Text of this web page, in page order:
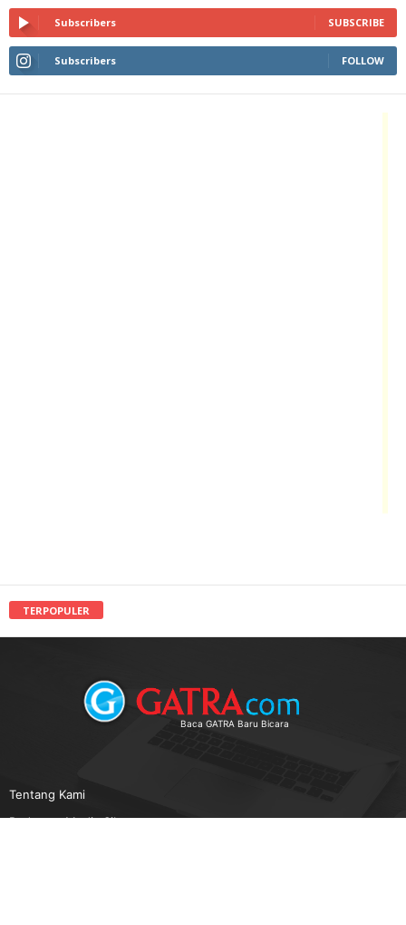
Subscribers SUBSCRIBE
Subscribers FOLLOW
TERPOPULER
Baca GATRA Baru Bicara
Tentang Kami
Pedoman Media Siber